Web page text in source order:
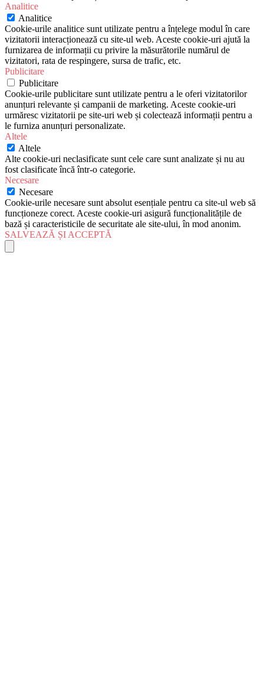
Analitice
Analitice
Cookie-urile analitice sunt utilizate pentru a înțelege modul în care
vizitatorii interacționează cu site-ul web. Aceste cookie-uri ajută la
furnizarea de informații cu privire la măsurătorile numărul de
vizitatori, rata de respingere, sursa de trafic, etc.
Publicitare
Publicitare
Cookie-urile publicitare sunt utilizate pentru a le oferi vizitatorilor
anunțuri relevante și campanii de marketing. Aceste cookie-uri
urmăresc vizitatorii pe site-uri web și colectează informații pentru a
le furniza anunțuri personalizate.
Altele
Altele
Alte cookie-uri neclasificate sunt cele care sunt analizate și nu au
fost clasificate încă într-o categorie.
Necesare
Necesare
Cookie-urile necesare sunt absolut esențiale pentru ca site-ul web să
funcționeze corect. Aceste cookie-uri asigură funcționalitățile de
bază și caracteristicile de securitate ale site-ului, în mod anonim.
SALVEAZĂ ȘI ACCEPTĂ